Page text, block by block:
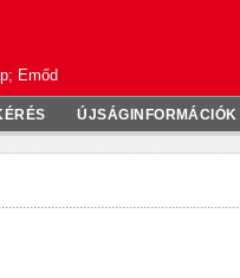
Emőd
ÚJSÁGINFORMÁCIÓK